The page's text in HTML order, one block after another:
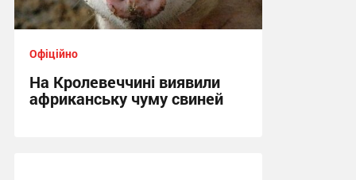
Офіційно
На Кролевеччині виявили
африканську чуму свиней